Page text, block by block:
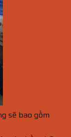
sẽ bao gồm